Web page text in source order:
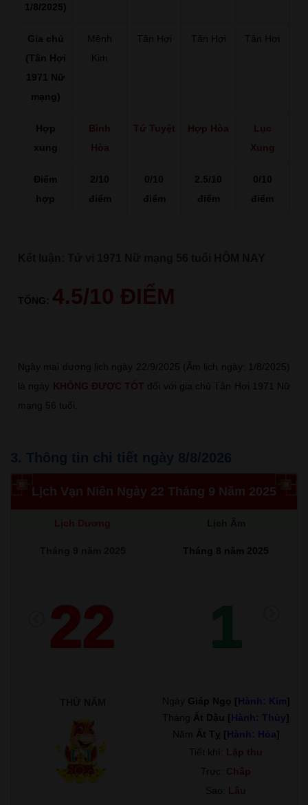
1/8/2025)
Gia chủ
(Tân Hợi
1971 Nữ
mạng)
Mệnh
Kim
Tân Hợi Tân Hợi Tân Hợi
Hợp
xung
Bình
Hòa
Tứ Tuyệt Hợp Hòa
Lục
Xung
Điểm
hợp
2/10
điểm
0/10
điểm
2.5/10
điểm
0/10
điểm
TỔNG: 4.5/10 ĐIỂM
Ngày mai dương lịch ngày 22/9/2025 (Âm lịch ngày: 1/8/2025)
là ngày KHÔNG ĐƯỢC TỐT đối với gia chủ Tân Hợi 1971 Nữ
mạng 56 tuổi.
3. Thông tin chi tiết ngày 8/8/2026
Lịch Vạn Niên Ngày 22 Tháng 9 Năm 2025
Lịch Dương
Tháng 8 năm 2025
22 1
Ngày Giáp Ngọ [Hành: Kim]
Tháng Ất Dậu [Hành: Thủy]
Năm Ất Tỵ [Hành: Hỏa]
Tiết khí: Lập thu
Trực: Chấp
Sao: Lâu